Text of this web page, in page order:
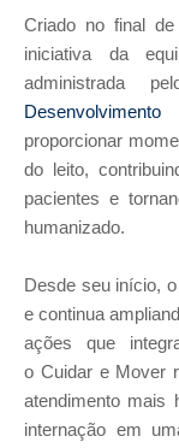
Criado no final
iniciativa da
administrada
proporcionar
do leito,
pacientes e
humanizado.
Desde seu início,
e continua
ações que
o Cuidar e Mover
atendimento mais
internação em